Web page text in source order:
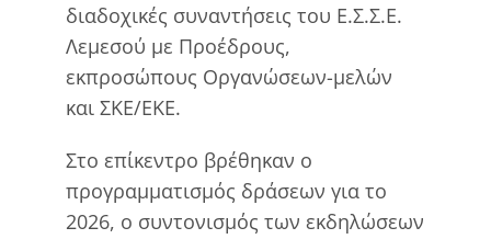
διαδοχικές συναντήσεις του Ε.Σ.Σ.Ε.
Λεμεσού με Προέδρους,
εκπροσώπους Οργανώσεων-μελών
και ΣΚΕ/ΕΚΕ.
Στο επίκεντρο βρέθηκαν ο
προγραμματισμός δράσεων για το
2026, ο συντονισμός των εκδηλώσεων